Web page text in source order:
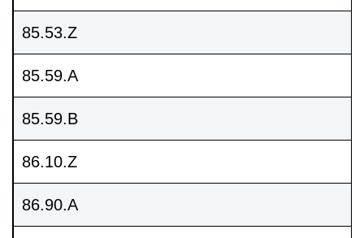
85.53.Z
85.59.A
85.59.B
86.10.Z
86.90.A